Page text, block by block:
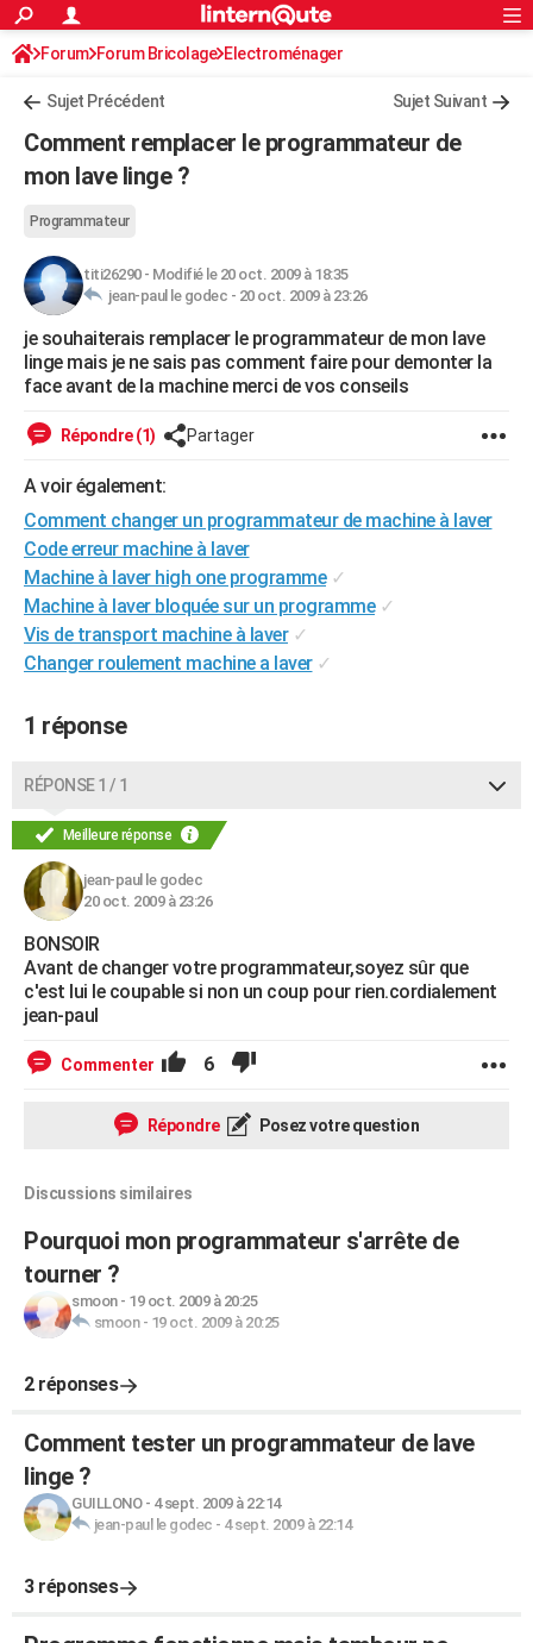
ACTUALITÉS
Politique
Société
Faits Divers
Education
Monde
Villes
+
Programme TV
Streaming
Sorties cinéma
FINANCE
Retraite
Impôts
Epargne
Immobilier
Risques naturels par ville
Banque
Assurance
Crédit
AUTO
Essais
Réserver un essai
Citadines
Berlines
SUV
Forum auto
HIGH-TECH
Mobiles
Meilleur smartphone
Internet
Ordinateurs
Jeux vidéo
Guide high-tech
BRICOLAGE
Forum
Aménagement intérieur
Extérieur
Cuisine
Salle de bains
Jardinage
Rangement
WEEK-END
VOYAGE
Destinations
City break
Voyage nature
Voyage de noces
Forum
Climat
+PHOTO
GUIDES D'ACHAT
BONS PLANS
Dictionnaire
Biographies
Citations
Expressions
Proverbes
COPAINS D'AVANT
S'inscrire
Se connecter
Lycées
Collèges
Primaires
Universités
Entreprises
Service militaire
Avis de recherche
AVIS DE DÉCÈS
FORUM
Bricolage
Lifestyle
Culture
Sport
Auto
Television
Voyage
Cinema
S'inscrire
Connexion
Forum Forum Bricolage Electroménager
Sujet Précédent Sujet Suivant
Comment remplacer le programmateur de
mon lave linge ?
Programmateur
titi26290- Modifié le 20 oct. 2009 à 18:35
jean-paul le godec - 20 oct. 2009 à 23:26
je souhaiterais remplacer le programmateur de mon lave
linge mais je ne sais pas comment faire pour demonter la
face avant de la machine merci de vos conseils
Répondre (1) Partager
A voir également:
Comment changer un programmateur de machine à laver
Code erreur machine à laver
Machine à laver high one programme ✓
Machine à laver bloquée sur un programme ✓
Vis de transport machine à laver ✓
Changer roulement machine a laver ✓
1 réponse
RÉPONSE 1 / 1
Meilleure réponse
jean-paul le godec
20 oct. 2009 à 23:26
BONSOIR
Avant de changer votre programmateur,soyez sûr que
c'est lui le coupable si non un coup pour rien.cordialement
jean-paul
Commenter 6
Répondre Posez votre question
Discussions similaires
Pourquoi mon programmateur s'arrête de
tourner ?
smoon- 19 oct. 2009 à 20:25
smoon- 19 oct. 2009 à 20:25
2 réponses
Comment tester un programmateur de lave
linge ?
GUILLONO- 4 sept. 2009 à 22:14
jean-paul le godec - 4 sept. 2009 à 22:14
3 réponses